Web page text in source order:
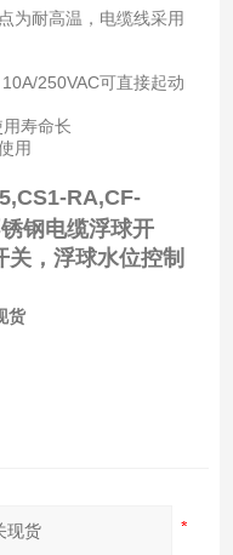
为耐高温，电缆线采用
250VAC可直接起动
寿命长
用
RA,CF-
钢电缆浮球开
关，浮球水位控制
货